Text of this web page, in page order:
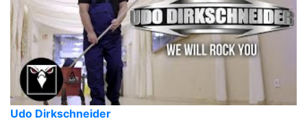
Udo Dirkschneider